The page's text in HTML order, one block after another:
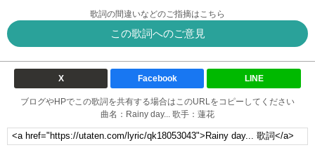
歌詞の間違いなどのご指摘はこちら
この歌詞へのご意見
X Facebook LINE
ブログやHPでこの歌詞を共有する場合はこのURLをコピーしてください
曲名：Rainy day... 歌手：蓮花